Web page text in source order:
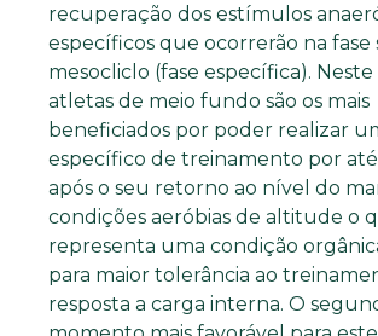
recuperação dos estímulos
específicos que ocorrerão na
mesocliclo (fase específica).
atletas de meio fundo são os mais
beneficiados por poder realizar
específico de treinamento por até
após o seu retorno ao nível do
condições aeróbias de altitude o
representa uma condição
para maior tolerância ao
resposta a carga interna. O